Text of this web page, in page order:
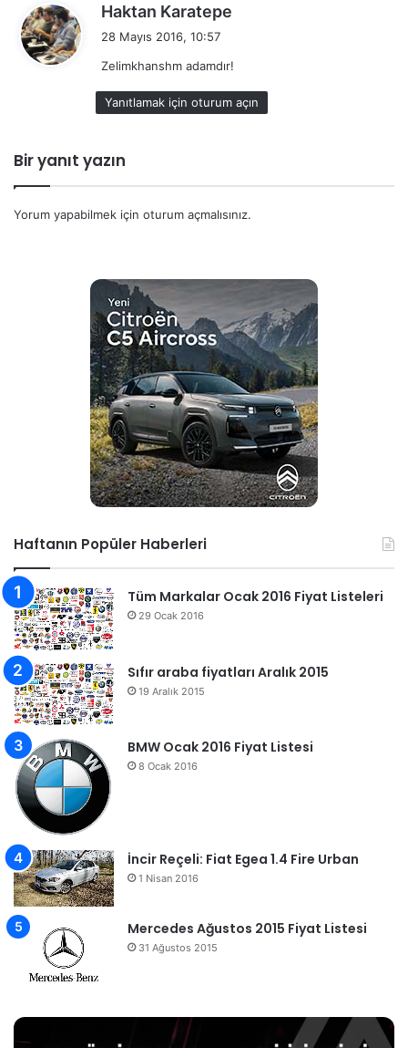
Haktan Karatepe
i
k
i
28 Mayıs 2016, 10:57
Zelimkhanshm adamdır!
Yanıtlamak için oturum açın
Bir yanıt yazın
Yorum yapabilmek için oturum açmalısınız.
Haftanın Popüler Haberleri
Tüm Markalar Ocak 2016 Fiyat Listeleri
29 Ocak 2016
Sıfır araba fiyatları Aralık 2015
19 Aralık 2015
BMW Ocak 2016 Fiyat Listesi
8 Ocak 2016
İncir Reçeli: Fiat Egea 1.4 Fire Urban
1 Nisan 2016
Mercedes Ağustos 2015 Fiyat Listesi
31 Ağustos 2015